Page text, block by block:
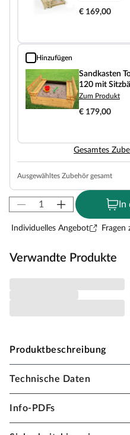
€ 169,00
Hinzufügen
Sandkasten Tommy de Luxe
Sandkasten
120 mit
Zum Produkt
€ 179,00
Gesamtes
Ausgewähltes Zubehör gesamt
In
Individuelles Angebot Fragen
Verwandte Produkte
Produktbeschreibung
Belladoor
Hohe Stabilität durch
Technische Daten
Info-PDFs